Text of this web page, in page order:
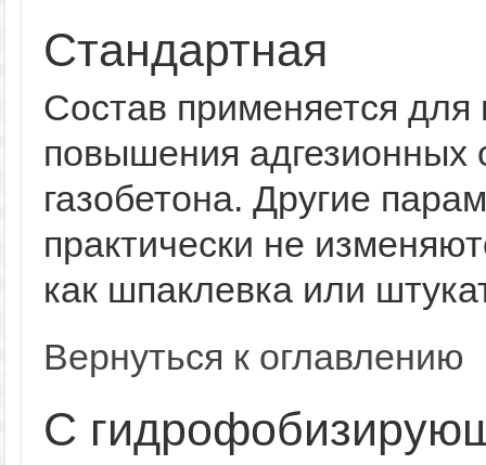
Стандартная
Состав применяется
повышения адгезионных
газобетона. Другие
практически не
как шпаклевка или
Вернуться к оглавлению
С